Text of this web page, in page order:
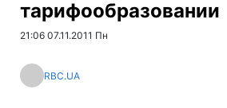
тарифообразовании
21:06 07.11.2011 Пн
RBC.UA